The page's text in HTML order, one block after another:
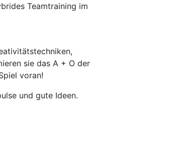
Teamtraining im
sie das A + O der
voran!
und gute Ideen.